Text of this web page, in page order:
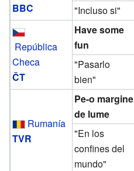
BBC
"Incluso si"
República
Checa
ČT
Have some
fun
"Pasarlo
bien"
Rumanía
TVR
Pe-o margine
de lume
"En los
confines del
mundo"